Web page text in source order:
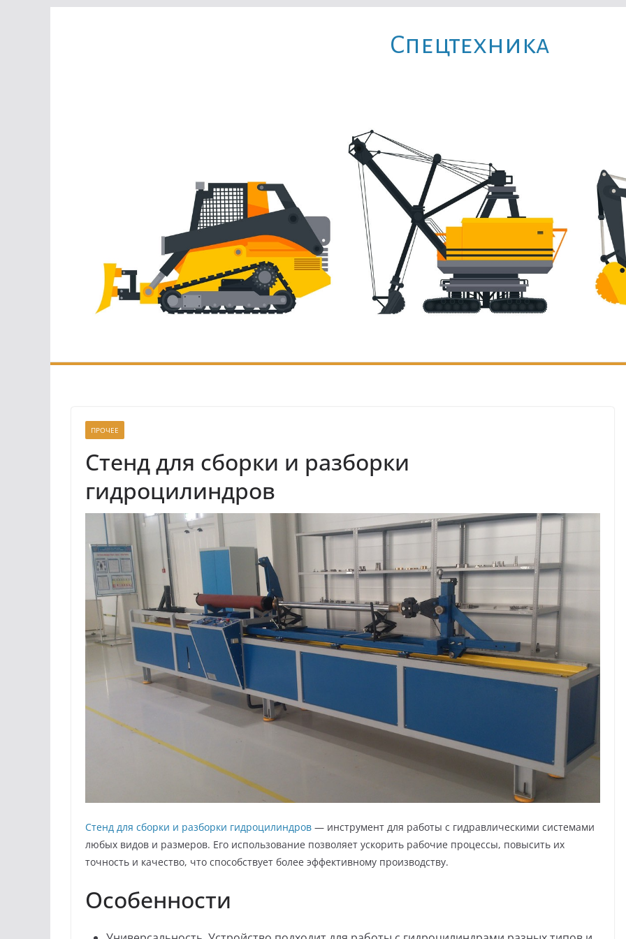
Cпецтехника
ПРОЧЕЕ
Стенд для сборки и разборки
гидроцилиндров
Стенд для сборки и разборки гидроцилиндров — инструмент для работы с гидравлическими системами
любых видов и размеров. Его использование позволяет ускорить рабочие процессы, повысить их
точность и качество, что способствует более эффективному производству.
Особенности